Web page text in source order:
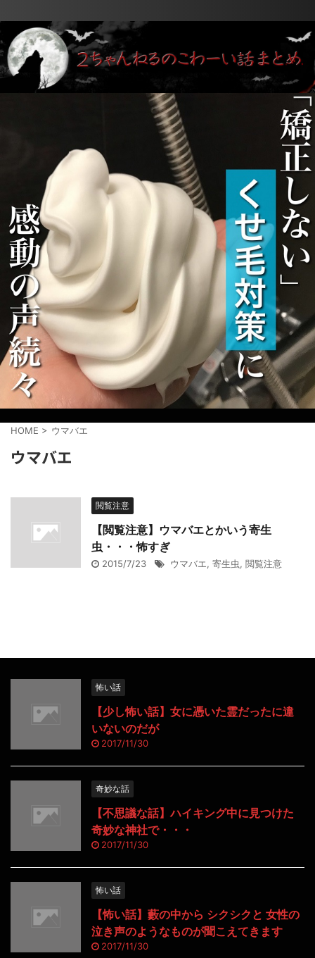
HOME > ウマバエ
ウマバエ
閲覧注意
【閲覧注意】ウマバエとかいう寄生
虫・・・怖すぎ
2015/7/23 ウマバエ, 寄生虫, 閲覧注意
怖い話
【少し怖い話】女に憑いた霊だったに違
いないのだが
2017/11/30
奇妙な話
【不思議な話】ハイキング中に見つけた
奇妙な神社で・・・
2017/11/30
怖い話
【怖い話】藪の中から シクシクと 女性の
泣き声のようなものが聞こえてきます
2017/11/30